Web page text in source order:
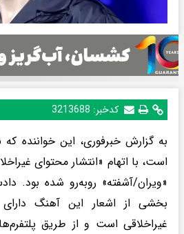
کدخبر: 3213688
به گزارش خبرفوری، این خواننده که
است، با اتهام «انتشار محتوای
«ویران/آشفته» روبه‌رو شده بود.
بخشی از اشعار این آهنگ
غیراخلاقی است و از طریق